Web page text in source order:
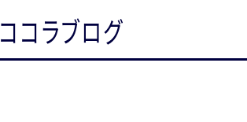
ココラブログ